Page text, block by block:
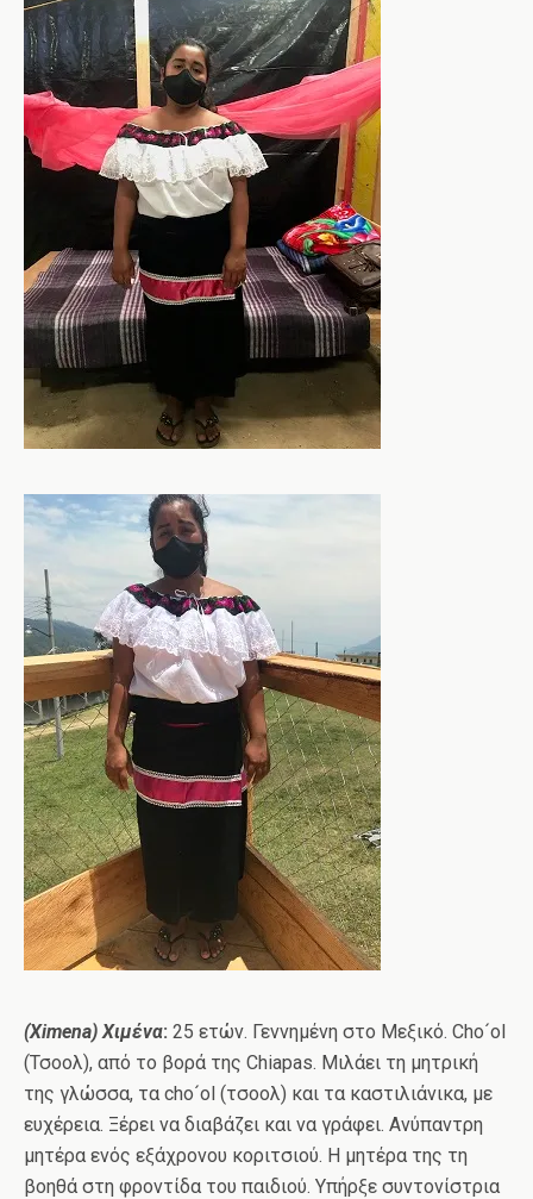
(Ximena) Χιμένα: 25 ετών. Γεννημένη στο Μεξικό. Cho´ol
(Τσοολ), από το βορά της Chiapas. Μιλάει τη μητρική
της γλώσσα, τα cho´ol (τσοολ) και τα καστιλιάνικα, με
ευχέρεια. Ξέρει να διαβάζει και να γράφει. Ανύπαντρη
μητέρα ενός εξάχρονου κοριτσιού. Η μητέρα της τη
βοηθά στη φροντίδα του παιδιού. Υπήρξε συντονίστρια